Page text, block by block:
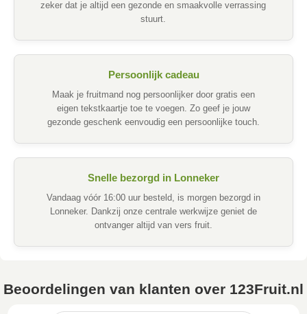
zeker dat je altijd een gezonde en smaakvolle verrassing
stuurt.
Persoonlijk cadeau
Maak je fruitmand nog persoonlijker door gratis een
eigen tekstkaartje toe te voegen. Zo geef je jouw
gezonde geschenk eenvoudig een persoonlijke touch.
Snelle bezorgd in Lonneker
Vandaag vóór 16:00 uur besteld, is morgen bezorgd in
Lonneker. Dankzij onze centrale werkwijze geniet de
ontvanger altijd van vers fruit.
Beoordelingen van klanten over 123Fruit.nl